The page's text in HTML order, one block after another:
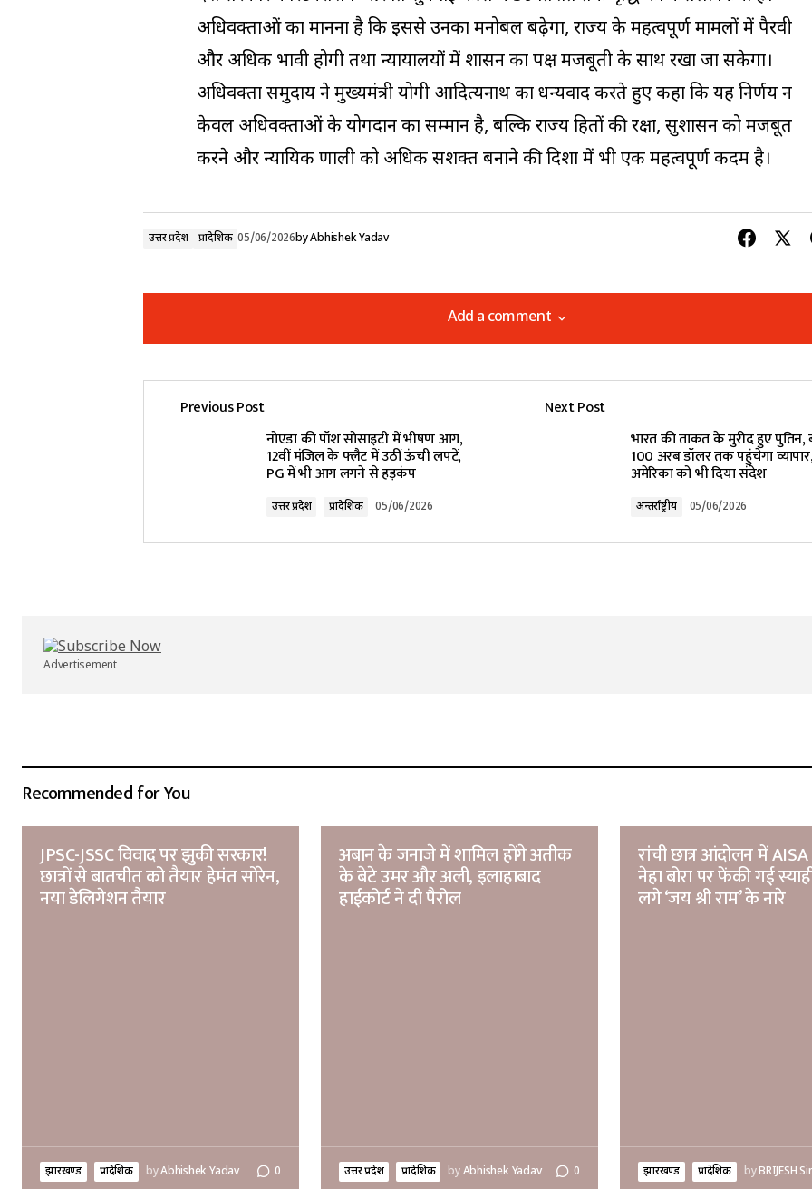
अधिवक्ताओं का मानना है कि इससे उनका मनोबल बढ़ेगा, राज्य के महत्वपूर्ण मामलों में पैरवी
और अधिक प्रभावी होगी तथा न्यायालयों में शासन का पक्ष मजबूती के साथ रखा जा सकेगा।
अधिवक्ता समुदाय ने मुख्यमंत्री योगी आदित्यनाथ का धन्यवाद करते हुए कहा कि यह निर्णय न
केवल अधिवक्ताओं के योगदान का सम्मान है, बल्कि राज्य हितों की रक्षा, सुशासन को मजबूत
करने और न्यायिक प्रणाली को अधिक सशक्त बनाने की दिशा में भी एक महत्वपूर्ण कदम है।
उत्तर प्रदेश प्रादेशिक 05/06/2026byAbhishek Yadav
Add a comment
Add a comment
Your email address will not be published.
Previous Post
नोएडा की पॉश सोसाइटी में भीषण आग,
12वीं मंजिल के फ्लैट में उठीं ऊंची लपटें,
PG में भी आग लगने से हड़कंप
उत्तर प्रदेश प्रादेशिक 05/06/2026
Next Post
भारत की ताकत के मुरीद हुए पुतिन,
100 अरब डॉलर तक पहुंचेगा
अमेरिका को भी दिया संदेश
अन्तर्राष्ट्रीय 05/06/2026
Advertisement
Recommended for You
JPSC-JSSC विवाद पर झुकी सरकार!
छात्रों से बातचीत को तैयार हेमंत सोरेन,
नया डेलिगेशन तैयार
झारखण्ड प्रादेशिक byAbhishek Yadav 0
अबान के जनाजे में शामिल होंगे अतीक
के बेटे उमर और अली, इलाहाबाद
हाईकोर्ट ने दी पैरोल
उत्तर प्रदेश प्रादेशिक byAbhishek Yadav 0
रांची छात्र आंदोलन में
नेहा बोरा पर फेंकी गई
लगे ‘जय श्री राम’ के नारे
झारखण्ड प्रादेशिक byBRIJESH